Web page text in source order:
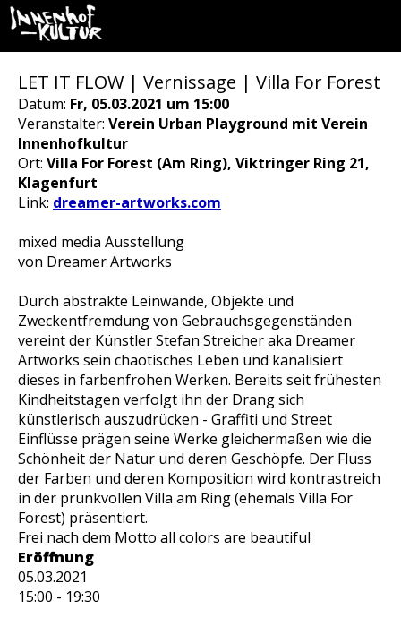
LET IT FLOW | Vernissage | Villa For Forest
Datum: Fr, 05.03.2021 um 15:00
Veranstalter: Verein Urban Playground mit Verein
Innenhofkultur
Ort: Villa For Forest (Am Ring), Viktringer Ring 21,
Klagenfurt
Link: dreamer-artworks.com
mixed media Ausstellung
von Dreamer Artworks
Durch abstrakte Leinwände, Objekte und
Zweckentfremdung von Gebrauchsgegenständen
vereint der Künstler Stefan Streicher aka Dreamer
Artworks sein chaotisches Leben und kanalisiert
dieses in farbenfrohen Werken. Bereits seit frühesten
Kindheitstagen verfolgt ihn der Drang sich
künstlerisch auszudrücken - Graffiti und Street
Einflüsse prägen seine Werke gleichermaßen wie die
Schönheit der Natur und deren Geschöpfe. Der Fluss
der Farben und deren Komposition wird kontrastreich
in der prunkvollen Villa am Ring (ehemals Villa For
Forest) präsentiert.
Frei nach dem Motto all colors are beautiful
Eröffnung
05.03.2021
15:00 - 19:30